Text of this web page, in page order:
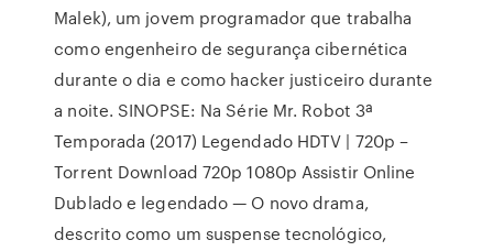
Malek), um jovem programador que trabalha
como engenheiro de segurança cibernética
durante o dia e como hacker justiceiro durante
a noite. SINOPSE: Na Série Mr. Robot 3ª
Temporada (2017) Legendado HDTV | 720p –
Torrent Download 720p 1080p Assistir Online
Dublado e legendado — O novo drama,
descrito como um suspense tecnológico,